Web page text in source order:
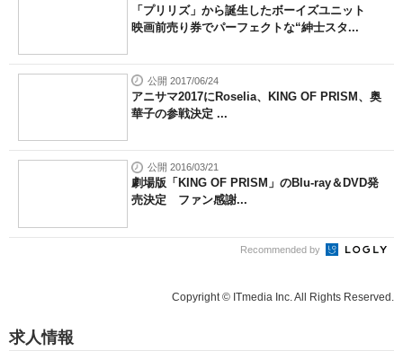
「プリリズ」から誕生したボーイズユニット
映画前売り券でパーフェクトな“紳士スタ...
公開 2017/06/24
アニサマ2017にRoselia、KING OF PRISM、奥
華子の参戦決定 ...
公開 2016/03/21
劇場版「KING OF PRISM」のBlu-ray＆DVD発
売決定 ファン感謝...
Recommended by
Copyright © ITmedia Inc. All Rights Reserved.
求人情報